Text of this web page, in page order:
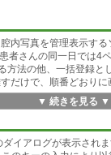
内写真を管理表示する
者さんの同一日では4
方法の他、一括登録
だけで、順番どおり
ページ－部位番号を
ます。
複数のクライアント
ーしたり、部品画像
▼ 続きを見る ▼
イアログが表示されま